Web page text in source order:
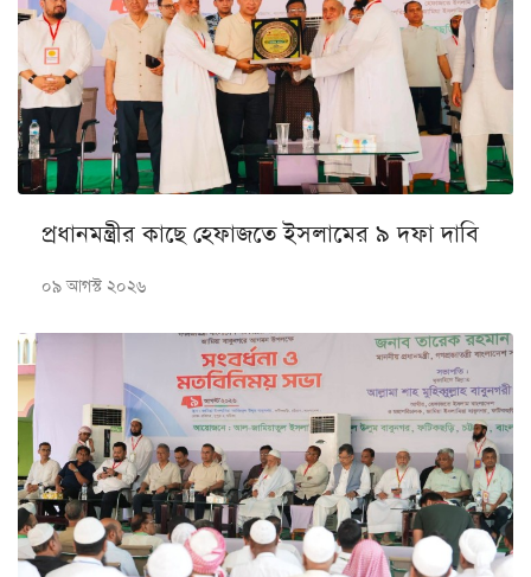
প্রধানমন্ত্রীর কাছে হেফাজতে ইসলামের ৯ দফা দাবি
০৯ আগস্ট ২০২৬